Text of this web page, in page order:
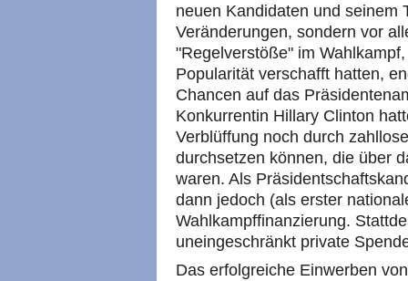
neuen Kandidaten und seinem
Veränderungen, sondern vor
"Regelverstöße" im
Popularität verschafft hatten,
Chancen auf das
Konkurrentin Hillary Clinton
Verblüffung noch durch
durchsetzen können, die über
waren. Als
dann jedoch (als erster
Wahlkampffinanzierung.
uneingeschränkt private
Das erfolgreiche Einwerben